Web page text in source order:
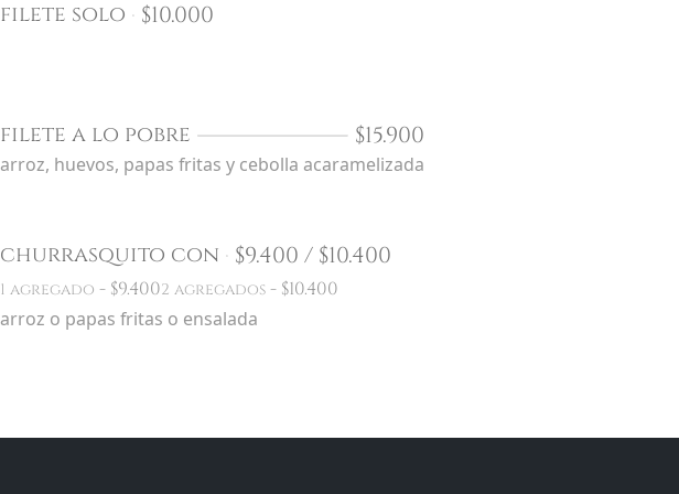
filete solo $10.000
filete a lo pobre $15.900
arroz, huevos, papas fritas y cebolla acaramelizada
churrasquito con $9.400 / $10.400
1 agregado - $9.4002 agregados - $10.400
arroz o papas fritas o ensalada